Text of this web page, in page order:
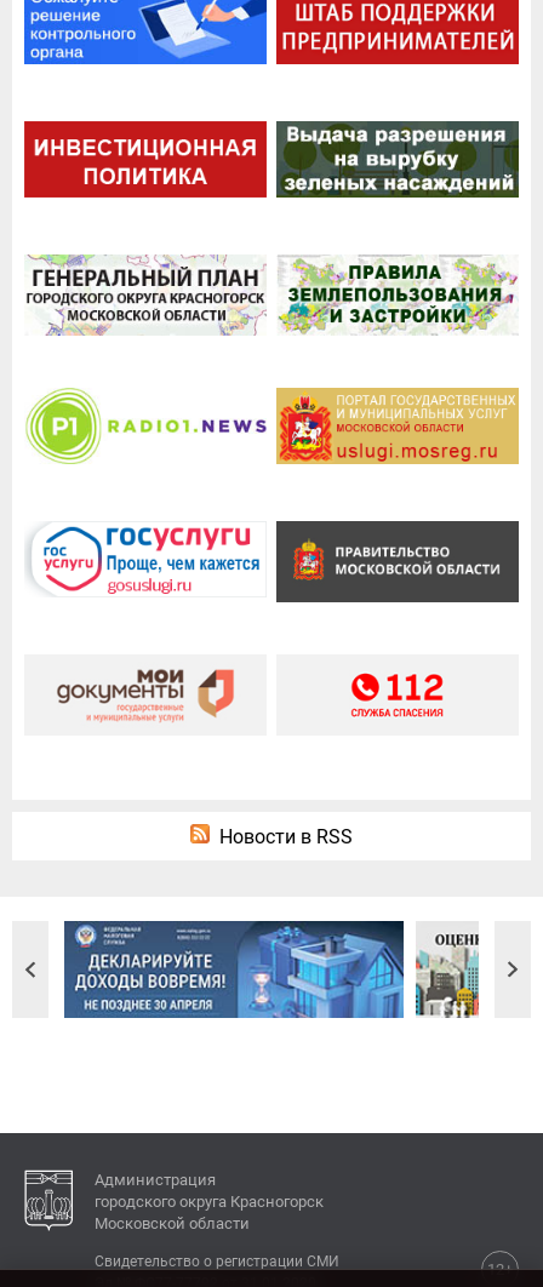
Новости в RSS
Администрация
городского округа Красногорск
Московской области
12+
Свидетельство о регистрации СМИ